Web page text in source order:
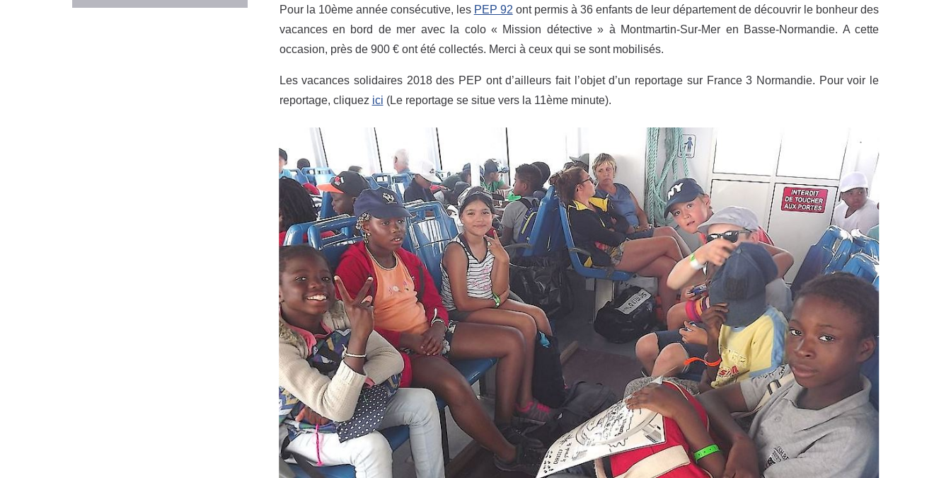
Pour la 10ème année consécutive, les PEP 92 ont permis à 36 enfants de leur département de découvrir le bonheur des
vacances en bord de mer avec la colo « Mission détective » à Montmartin-Sur-Mer en Basse-Normandie. A cette
occasion, près de 900 € ont été collectés. Merci à ceux qui se sont mobilisés.
Les vacances solidaires 2018 des PEP ont d’ailleurs fait l’objet d’un reportage sur France 3 Normandie. Pour voir le
reportage, cliquez ici (Le reportage se situe vers la 11ème minute).